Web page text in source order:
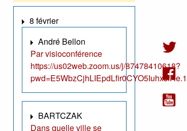
8 février
André Bellon
Par visioconférence
https://us02web.zoom.us/j/87478410618?
BARTCZAK
Dans quelle ville se